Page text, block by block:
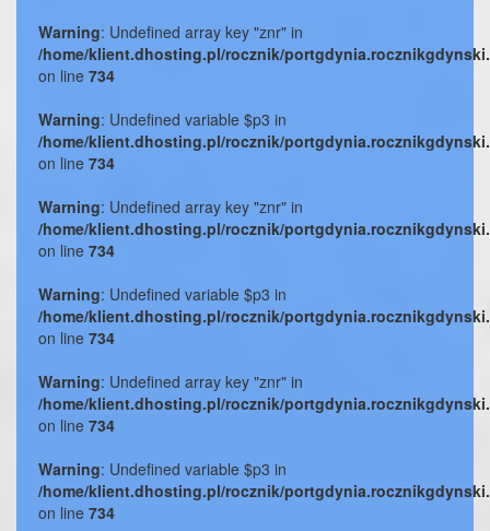
Warning: Undefined array key "znr" in
/home/klient.dhosting.pl/rocznik/
on line 734
Warning: Undefined variable $p3 in
/home/klient.dhosting.pl/rocznik/
on line 734
Warning: Undefined array key "znr" in
/home/klient.dhosting.pl/rocznik/
on line 734
Warning: Undefined variable $p3 in
/home/klient.dhosting.pl/rocznik/
on line 734
Warning: Undefined array key "znr" in
/home/klient.dhosting.pl/rocznik/
on line 734
Warning: Undefined variable $p3 in
/home/klient.dhosting.pl/rocznik/
on line 734